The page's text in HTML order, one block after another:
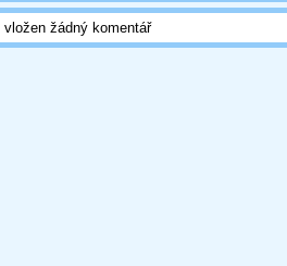
žádný komentář